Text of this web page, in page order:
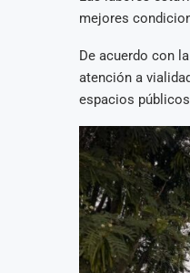
mejores
De acuerdo con
atención a
espacios